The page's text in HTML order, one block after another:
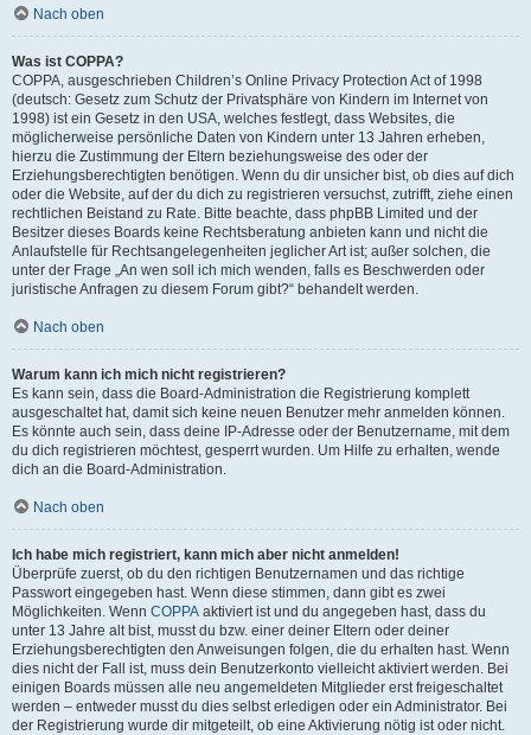
Nach oben
Was ist COPPA?
COPPA, ausgeschrieben Children’s Online Privacy Protection Act of 1998
(deutsch: Gesetz zum Schutz der Privatsphäre von Kindern im Internet von
1998) ist ein Gesetz in den USA, welches festlegt, dass Websites, die
möglicherweise persönliche Daten von Kindern unter 13 Jahren erheben,
hierzu die Zustimmung der Eltern beziehungsweise des oder der
Erziehungsberechtigten benötigen. Wenn du dir unsicher bist, ob dies auf dich
oder die Website, auf der du dich zu registrieren versuchst, zutrifft, ziehe einen
rechtlichen Beistand zu Rate. Bitte beachte, dass phpBB Limited und der
Besitzer dieses Boards keine Rechtsberatung anbieten kann und nicht die
Anlaufstelle für Rechtsangelegenheiten jeglicher Art ist; außer solchen, die
unter der Frage „An wen soll ich mich wenden, falls es Beschwerden oder
juristische Anfragen zu diesem Forum gibt?“ behandelt werden.
Nach oben
Warum kann ich mich nicht registrieren?
Es kann sein, dass die Board-Administration die Registrierung komplett
ausgeschaltet hat, damit sich keine neuen Benutzer mehr anmelden können.
Es könnte auch sein, dass deine IP-Adresse oder der Benutzername, mit dem
du dich registrieren möchtest, gesperrt wurden. Um Hilfe zu erhalten, wende
dich an die Board-Administration.
Nach oben
Ich habe mich registriert, kann mich aber nicht anmelden!
Überprüfe zuerst, ob du den richtigen Benutzernamen und das richtige
Passwort eingegeben hast. Wenn diese stimmen, dann gibt es zwei
Möglichkeiten. Wenn COPPA aktiviert ist und du angegeben hast, dass du
unter 13 Jahre alt bist, musst du bzw. einer deiner Eltern oder deiner
Erziehungsberechtigten den Anweisungen folgen, die du erhalten hast. Wenn
dies nicht der Fall ist, muss dein Benutzerkonto vielleicht aktiviert werden. Bei
einigen Boards müssen alle neu angemeldeten Mitglieder erst freigeschaltet
werden – entweder musst du dies selbst erledigen oder ein Administrator. Bei
der Registrierung wurde dir mitgeteilt, ob eine Aktivierung nötig ist oder nicht.